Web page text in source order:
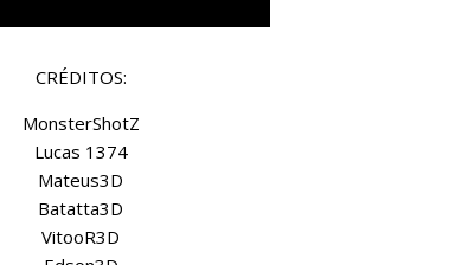
CRÉDITOS:
MonsterShotZ
Lucas 1374
Mateus3D
Batatta3D
VitooR3D